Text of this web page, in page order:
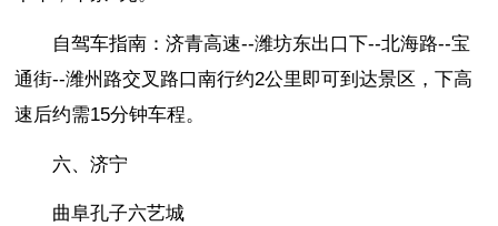
自驾车指南：济青高速--潍坊东出口下--北海路--宝
通街--潍州路交叉路口南行约2公里即可到达景区，下高
速后约需15分钟车程。
六、济宁
曲阜孔子六艺城